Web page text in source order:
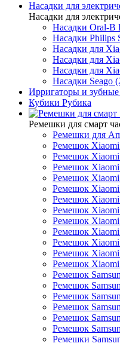
Насадки для
Насадки для
Насадки Oral-B
Насадки Philips
Насадки для
Насадки для
Насадки для
Насадки Seago
Ирригаторы и
Кубики Рубика
Ремешки для смарт
Ремешки для
Ремешок
Ремешок
Ремешок Xiaomi
Ремешок
Ремешок
Ремешок
Ремешок
Ремешок Xiaomi
Ремешок
Ремешок
Ремешок Xiaomi
Ремешок
Ремешок
Ремешок
Ремешок
Ремешок
Ремешок
Ремешок
Ремешки